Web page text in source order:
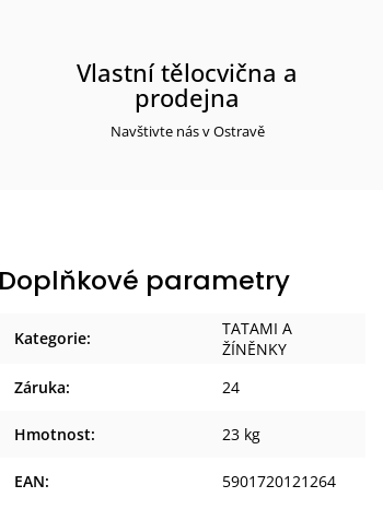
Vlastní tělocvična a
prodejna
Navštivte nás v Ostravě
Doplňkové parametry
Kategorie:
TATAMI A
ŽÍNĚNKY
Záruka: 24
Hmotnost: 23 kg
EAN: 5901720121264